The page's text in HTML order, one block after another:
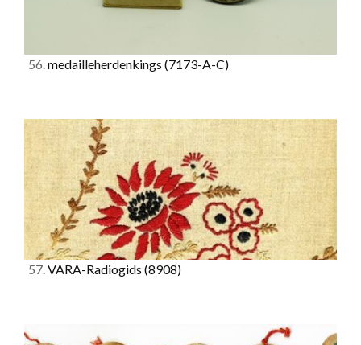
56.medailleherdenkings (7173-A-C)
57.VARA-Radiogids (8908)